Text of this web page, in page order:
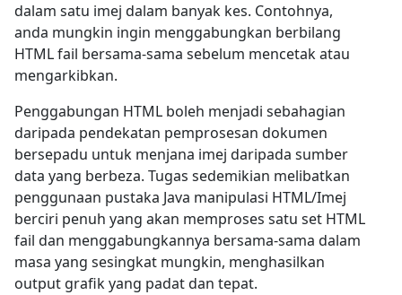
dalam satu imej dalam banyak kes. Contohnya,
anda mungkin ingin menggabungkan berbilang
HTML fail bersama-sama sebelum mencetak atau
mengarkibkan.
Penggabungan HTML boleh menjadi sebahagian
daripada pendekatan pemprosesan dokumen
bersepadu untuk menjana imej daripada sumber
data yang berbeza. Tugas sedemikian melibatkan
penggunaan pustaka Java manipulasi HTML/Imej
berciri penuh yang akan memproses satu set HTML
fail dan menggabungkannya bersama-sama dalam
masa yang sesingkat mungkin, menghasilkan
output grafik yang padat dan tepat.